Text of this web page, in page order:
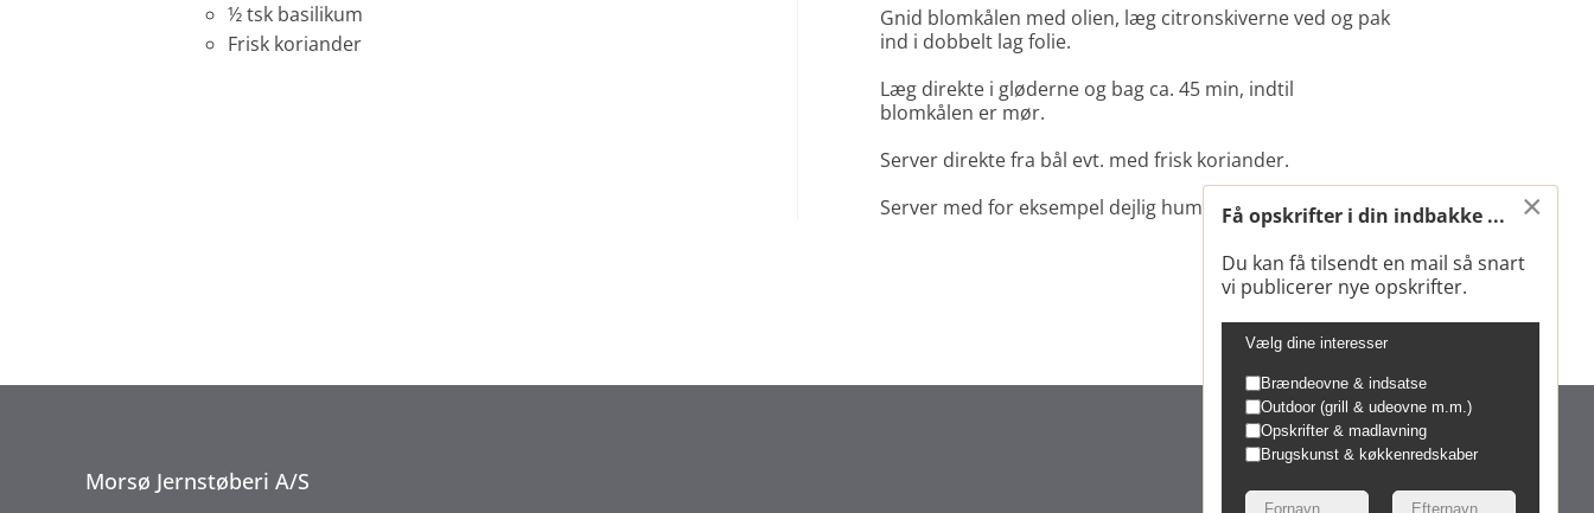
½ tsk basilikum
Frisk koriander
Gnid blomkålen med olien, læg citronskiverne ved og pak
ind i dobbelt lag folie.
Læg direkte i gløderne og bag ca. 45 min, indtil
blomkålen er mør.
Server direkte fra bål evt. med frisk koriander.
Server med for eksempel dejlig hummus og pitabrød.
Morsø Jernstøberi A/S
×
Få opskrifter i din indbakke ...
Du kan få tilsendt en mail så snart
vi publicerer nye opskrifter.
Vælg dine interesser
Brændeovne & indsatse
Outdoor (grill & udeovne m.m.)
Opskrifter & madlavning
Brugskunst & køkkenredskaber